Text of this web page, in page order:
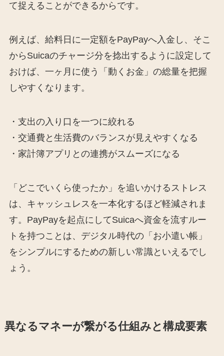
て捉えることができるからです。
例えば、給料日に一定額をPayPayへ入金し、そこ
からSuicaのチャージ分を捻出するように設定して
おけば、一ヶ月に使う「動くお金」の総量を把握
しやすくなります。
・支出の入り口を一つに絞れる
・交通費と生活費のバランスが見えやすくなる
・家計簿アプリとの連携がスムーズになる
「どこでいくら使ったか」を追いかけるストレス
は、キャッシュレスを一本化するほど軽減されま
す。PayPayを起点にしてSuicaへ資金を流すルー
トを持つことは、デジタル時代の「お小遣い帳」
をシンプルにするための新しい常識といえるでし
ょう。
異なるマネーが繋がる仕組みと構成要素